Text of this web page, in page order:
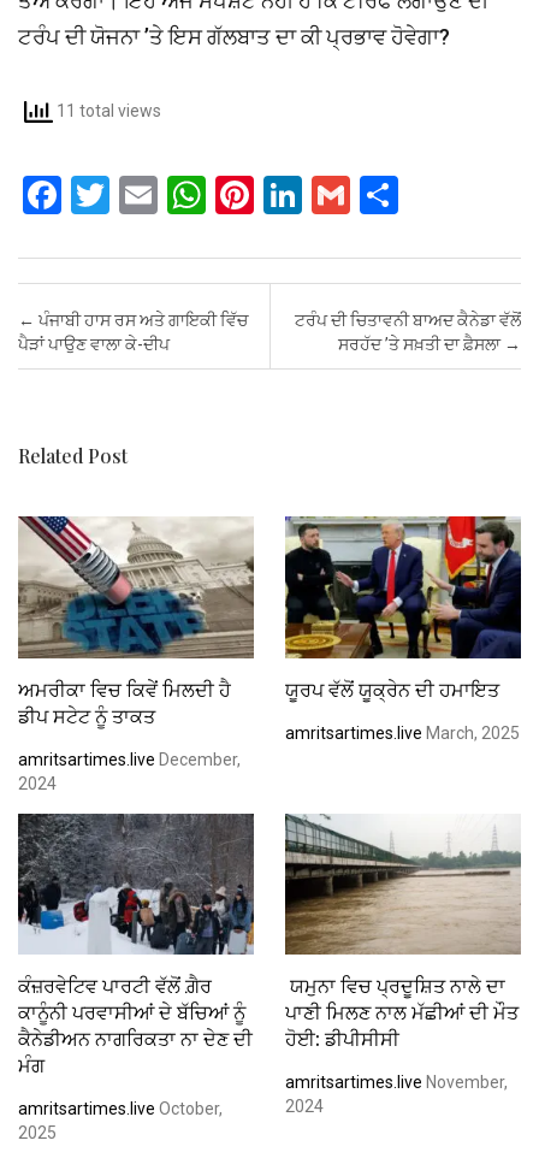
ਟਰੰਪ ਦੀ ਯੋਜਨਾ ’ਤੇ ਇਸ ਗੱਲਬਾਤ ਦਾ ਕੀ ਪ੍ਰਭਾਵ ਹੋਵੇਗਾ?
11 total views
F
ce
b
o
T
tt
er
E
ail
W
at
s
Pi
er
Li
ke
dI
G
ail ar
e
Post navigation
← ਪੰਜਾਬੀ ਹਾਸ ਰਸ ਅਤੇ ਗਾਇਕੀ ਵਿੱਚ
ਪੈੜਾਂ ਪਾਉਣ ਵਾਲਾ ਕੇ-ਦੀਪ
ਟਰੰਪ ਦੀ ਚਿਤਾਵਨੀ ਬਾਅਦ ਕੈਨੇਡਾ ਵੱਲੋਂ
ਸਰਹੱਦ ’ਤੇ ਸਖ਼ਤੀ ਦਾ ਫ਼ੈਸਲਾ →
Related Post
ਅਮਰੀਕਾ ਵਿਚ ਕਿਵੇਂ ਮਿਲਦੀ ਹੈ
ਡੀਪ ਸਟੇਟ ਨੂੰ ਤਾਕਤ
amritsartimes.live December,
2024
ਯੂਰਪ ਵੱਲੋਂ ਯੂਕ੍ਰੇਨ ਦੀ ਹਮਾਇਤ
amritsartimes.live March, 2025
ਕੰਜ਼ਰਵੇਟਿਵ ਪਾਰਟੀ ਵੱਲੋਂ ਗ਼ੈਰ
ਕਾਨੂੰਨੀ ਪਰਵਾਸੀਆਂ ਦੇ ਬੱਚਿਆਂ ਨੂੰ
ਕੈਨੇਡੀਅਨ ਨਾਗਰਿਕਤਾ ਨਾ ਦੇਣ ਦੀ
ਮੰਗ
amritsartimes.live October,
2025
ਯਮੁਨਾ ਵਿਚ ਪ੍ਰਦੂਸ਼ਿਤ ਨਾਲੇ ਦਾ
ਪਾਣੀ ਮਿਲਣ ਨਾਲ ਮੱਛੀਆਂ ਦੀ ਮੌਤ
ਹੋਈ: ਡੀਪੀਸੀਸੀ
amritsartimes.live November,
2024